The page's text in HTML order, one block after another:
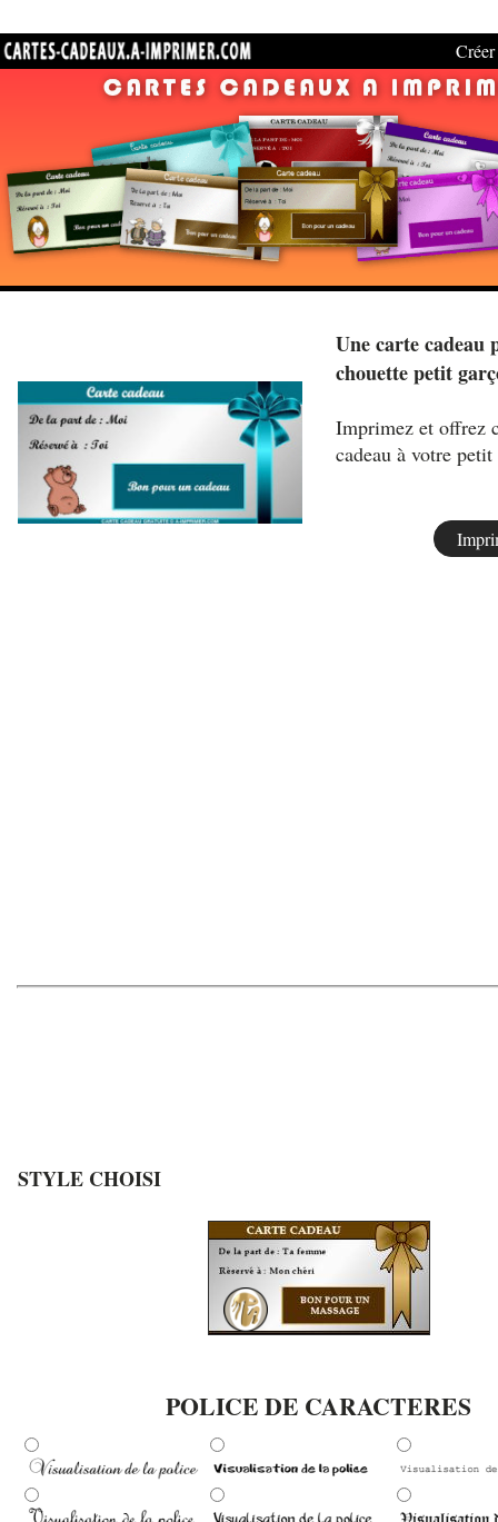
Créer
Une carte cadeau
chouette petit
Imprimez et offrez
cadeau à votre
STYLE CHOISI
POLICE DE CARACTERES